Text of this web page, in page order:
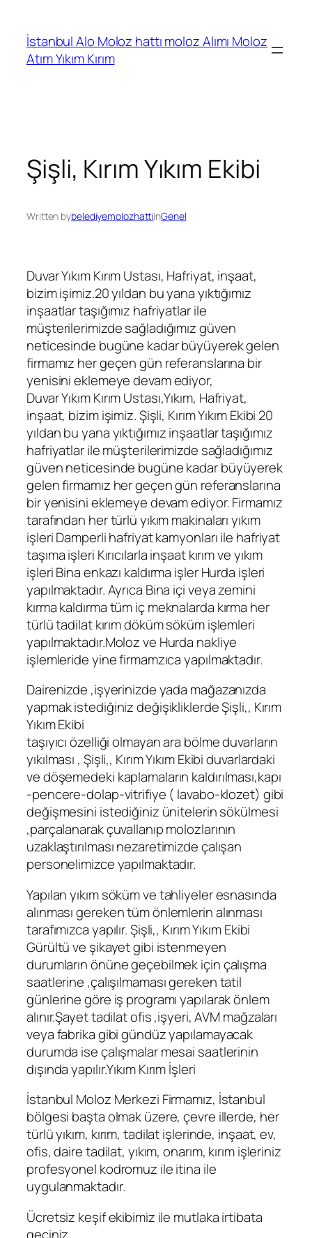
İstanbul Alo Moloz hattı moloz Alımı Moloz
Atım Yıkım Kırım
Şişli, Kırım Yıkım Ekibi
Written bybelediyemolozhattiinGenel
Duvar Yıkım Kırım Ustası, Hafriyat, inşaat,
bizim işimiz.20 yıldan bu yana yıktığımız
inşaatlar taşığımız hafriyatlar ile
müşterilerimizde sağladığımız güven
neticesinde bugüne kadar büyüyerek gelen
firmamız her geçen gün referanslarına bir
yenisini eklemeye devam ediyor,
Duvar Yıkım Kırım Ustası,Yıkım, Hafriyat,
inşaat, bizim işimiz. Şişli, Kırım Yıkım Ekibi 20
yıldan bu yana yıktığımız inşaatlar taşığımız
hafriyatlar ile müşterilerimizde sağladığımız
güven neticesinde bugüne kadar büyüyerek
gelen firmamız her geçen gün referanslarına
bir yenisini eklemeye devam ediyor. Firmamız
tarafından her türlü yıkım makinaları yıkım
işleri Damperli hafriyat kamyonları ile hafriyat
taşıma işleri Kırıcılarla inşaat kırım ve yıkım
işleri Bina enkazı kaldırma işler Hurda işleri
yapılmaktadır. Ayrıca Bina içi veya zemini
kırma kaldırma tüm iç meknalarda kırma her
türlü tadilat kırım döküm söküm işlemleri
yapılmaktadır.Moloz ve Hurda nakliye
işlemleride yine firmamzıca yapılmaktadır.
Dairenizde ,işyerinizde yada mağazanızda
yapmak istediğiniz değişikliklerde Şişli,, Kırım
Yıkım Ekibi
taşıyıcı özelliği olmayan ara bölme duvarların
yıkılması , Şişli,, Kırım Yıkım Ekibi duvarlardaki
ve döşemedeki kaplamaların kaldırılması,kapı
-pencere-dolap-vitrifiye ( lavabo-klozet) gibi
değişmesini istediğiniz ünitelerin sökülmesi
,parçalanarak çuvallanıp molozlarının
uzaklaştırılması nezaretimizde çalışan
personelimizce yapılmaktadır.
Yapılan yıkım söküm ve tahliyeler esnasında
alınması gereken tüm önlemlerin alınması
tarafımızca yapılır. Şişli,, Kırım Yıkım Ekibi
Gürültü ve şikayet gibi istenmeyen
durumların önüne geçebilmek için çalışma
saatlerine ,çalışılmaması gereken tatil
günlerine göre iş programı yapılarak önlem
alınır.Şayet tadilat ofis ,işyeri, AVM mağzaları
veya fabrika gibi gündüz yapılamayacak
durumda ise çalışmalar mesai saatlerinin
dışında yapılır.Yıkım Kırım İşleri
İstanbul Moloz Merkezi Firmamız, İstanbul
bölgesi başta olmak üzere, çevre illerde, her
türlü yıkım, kırım, tadilat işlerinde, inşaat, ev,
ofis, daire tadilat, yıkım, onarım, kırım işleriniz
profesyonel kodromuz ile itina ile
uygulanmaktadır.
Ücretsiz keşif ekibimiz ile mutlaka irtibata